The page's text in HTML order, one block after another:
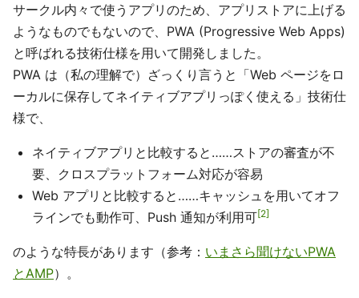
サークル内々で使うアプリのため、アプリストアに上げる
ようなものでもないので、PWA (Progressive Web Apps)
と呼ばれる技術仕様を用いて開発しました。
PWA は（私の理解で）ざっくり言うと「Web ページをロ
ーカルに保存してネイティブアプリっぽく使える」技術仕
様で、
ネイティブアプリと比較すると……ストアの審査が不
要、クロスプラットフォーム対応が容易
Web アプリと比較すると……キャッシュを用いてオフ
ラインでも動作可、Push 通知が利用可 2
のような特長があります（参考： いまさら聞けないPWA
とAMP）。